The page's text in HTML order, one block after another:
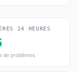
24 HEURES
de problèmes